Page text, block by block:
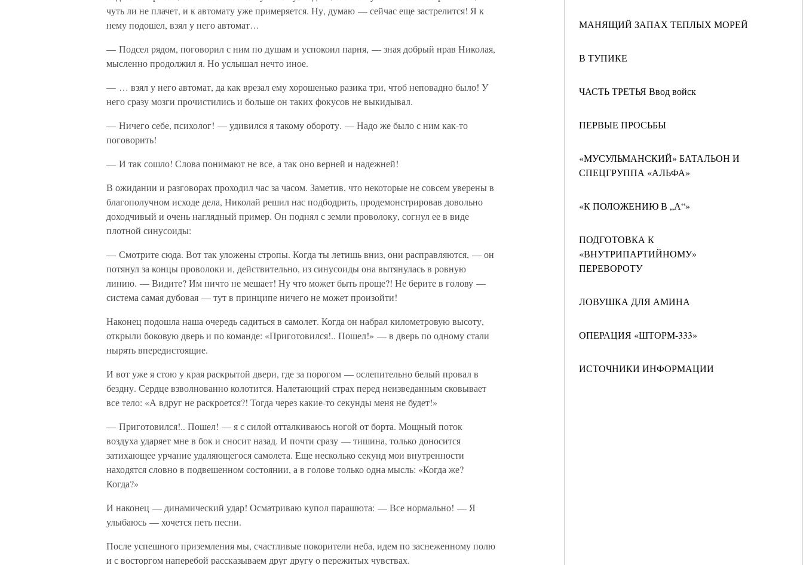
МАНЯЩИЙ ЗАПАХ ТЕПЛЫХ МОРЕЙ
В ТУПИКЕ
ЧАСТЬ ТРЕТЬЯ Ввод войск
ПЕРВЫЕ ПРОСЬБЫ
«МУСУЛЬМАНСКИЙ» БАТАЛЬОН И
СПЕЦГРУППА «АЛЬФА»
«К ПОЛОЖЕНИЮ В „А“»
ПОДГОТОВКА К
«ВНУТРИПАРТИЙНОМУ»
ПЕРЕВОРОТУ
ЛОВУШКА ДЛЯ АМИНА
ОПЕРАЦИЯ «ШТОРМ-333»
ИСТОЧНИКИ ИНФОРМАЦИИ
чуть ли не плачет, и к автомату уже примеряется. Ну, думаю — сейчас еще застрелится! Я к
нему подошел, взял у него автомат…
— Подсел рядом, поговорил с ним по душам и успокоил парня, — зная добрый нрав Николая,
мысленно продолжил я. Но услышал нечто иное.
— … взял у него автомат, да как врезал ему хорошенько разика три, чтоб неповадно было! У
него сразу мозги прочистились и больше он таких фокусов не выкидывал.
— Ничего себе, психолог! — удивился я такому обороту. — Надо же было с ним как-то
поговорить!
— И так сошло! Слова понимают не все, а так оно верней и надежней!
В ожидании и разговорах проходил час за часом. Заметив, что некоторые не совсем уверены в
благополучном исходе дела, Николай решил нас подбодрить, продемонстрировав довольно
доходчивый и очень наглядный пример. Он поднял с земли проволоку, согнул ее в виде
плотной синусоиды:
— Смотрите сюда. Вот так уложены стропы. Когда ты летишь вниз, они расправляются, — он
потянул за концы проволоки и, действительно, из синусоиды она вытянулась в ровную
линию. — Видите? Им ничто не мешает! Ну что может быть проще?! Не берите в голову —
система самая дубовая — тут в принципе ничего не может произойти!
Наконец подошла наша очередь садиться в самолет. Когда он набрал километровую высоту,
открыли боковую дверь и по команде: «Приготовился!.. Пошел!» — в дверь по одному стали
нырять впередистоящие.
И вот уже я стою у края раскрытой двери, где за порогом — ослепительно белый провал в
бездну. Сердце взволнованно колотится. Налетающий страх перед неизведанным сковывает
все тело: «А вдруг не раскроется?! Тогда через какие-то секунды меня не будет!»
— Приготовился!.. Пошел! — я с силой отталкиваюсь ногой от борта. Мощный поток
воздуха ударяет мне в бок и сносит назад. И почти сразу — тишина, только доносится
затихающее урчание удаляющегося самолета. Еще несколько секунд мои внутренности
находятся словно в подвешенном состоянии, а в голове только одна мысль: «Когда же?
Когда?»
И наконец — динамический удар! Осматриваю купол парашюта: — Все нормально! — Я
улыбаюсь — хочется петь песни.
После успешного приземления мы, счастливые покорители неба, идем по заснеженному полю
и с восторгом наперебой рассказываем друг другу о пережитых чувствах.